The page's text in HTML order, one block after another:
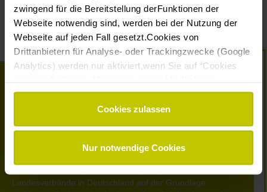
zwingend für die Bereitstellung derFunktionen der
Webseite notwendig sind, werden bei der Nutzung der
Webseite auf jeden Fall gesetzt.Cookies von
Drittanbietern für Analyse- oder Trackingzwecke (Google
Analytics) werden nur aktiviert,wenn Sie auf “Cookies
Möglichkeit,die Einwilligungserklärung zu widerrufen)
erfahren Sie in unsererDatenschutzerklärung
Impressum
Cookies zulassen
Nur notwendige Cookies
Landesverbände in Deutschland auf der Grundlage